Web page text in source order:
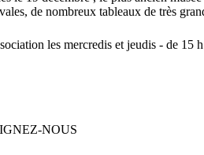
de nombreux tableaux de très
les mercredis et jeudis - de 15
NOUS